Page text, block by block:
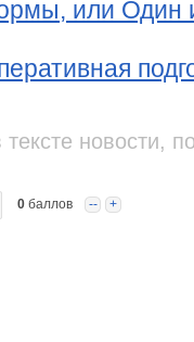
или Один
новости,
0 баллов -- +